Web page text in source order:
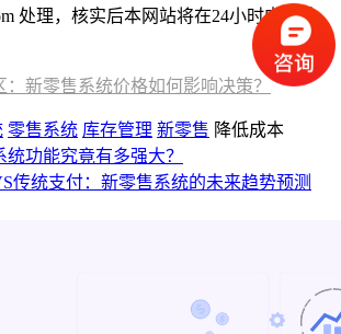
处理，核实后本网站将在24小时内删除
：新零售系统价格如何影响决策？
零售系统 库存管理 新零售 降低成本
统功能究竟有多强大？
传统支付：新零售系统的未来趋势预测